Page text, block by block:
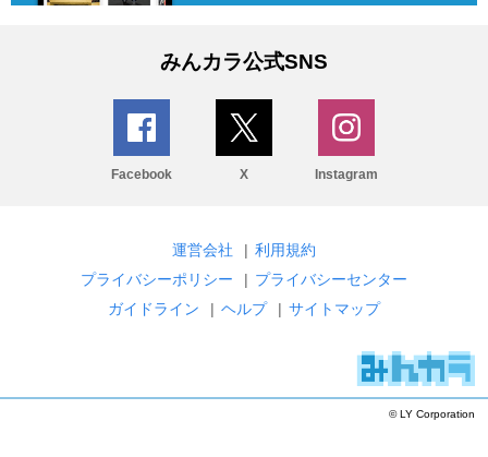
みんカラ公式SNS
Facebook X Instagram
運営会社 | 利用規約
プライバシーポリシー
| プライバシーセンター
ガイドライン
| ヘルプ | サイトマップ
© LY Corporation